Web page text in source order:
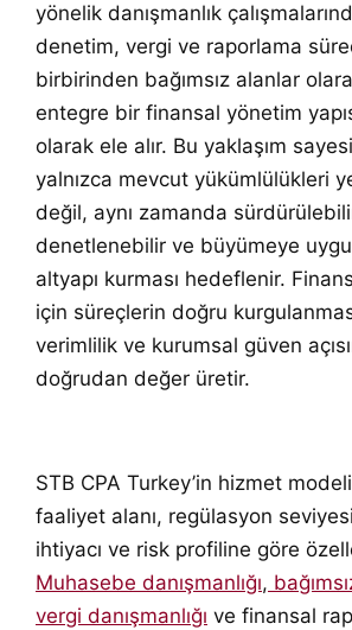
yönelik danışmanlık
denetim, vergi ve raporlama
birbirinden bağımsız alanlar
entegre bir finansal yönetim
olarak ele alır. Bu yaklaşım
yalnızca mevcut yükümlülükleri
değil, aynı zamanda
denetlenebilir ve büyümeye
altyapı kurması hedeflenir.
için süreçlerin doğru
verimlilik ve kurumsal güven
doğrudan değer üretir.
STB CPA Turkey’in hizmet
faaliyet alanı, regülasyon
ihtiyacı ve risk profiline göre
Muhasebe danışmanlığı,
vergi danışmanlığı ve finansal